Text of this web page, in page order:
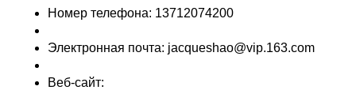
Номер телефона: 13712074200
Электронная почта: jacqueshao@vip.163.com
Веб-сайт: